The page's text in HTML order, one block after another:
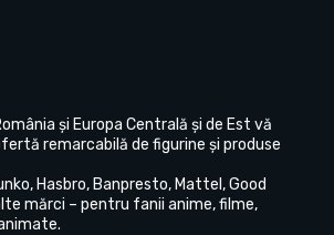
și Europa Centrală și de Est vă
remarcabilă de figurine și produse
Hasbro, Banpresto, Mattel, Good
mărci – pentru fanii anime, filme,